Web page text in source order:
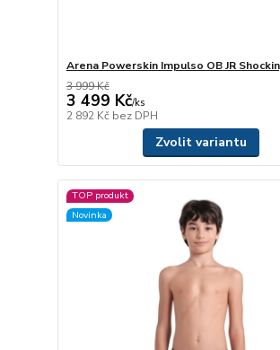
Arena Powerskin Impulso OB JR
3 999 Kč
3 499 Kč/ks
2 892 Kč bez DPH
Zvolit variantu
TOP produkt
Novinka